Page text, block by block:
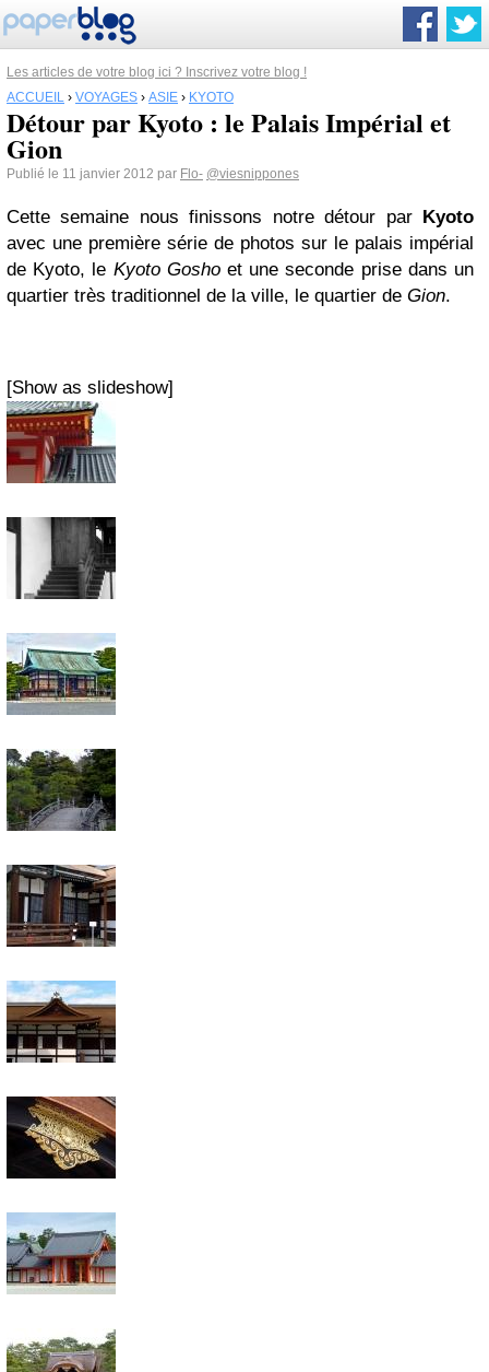
Les articles de votre blog ici ? Inscrivez votre blog !
ACCUEIL › VOYAGES › ASIE › KYOTO
Détour par Kyoto : le Palais Impérial et
Gion
Publié le 11 janvier 2012 par Flo- @viesnippones
Cette semaine nous finissons notre détour par Kyoto
avec une première série de photos sur le palais impérial
de Kyoto, le Kyoto Goshoet une seconde prise dans un
quartier très traditionnel de la ville, le quartier de Gion.
[Show as slideshow]